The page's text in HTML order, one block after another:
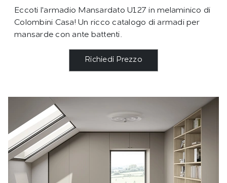
Eccoti l'armadio Mansardato U127 in melaminico di
Colombini Casa! Un ricco catalogo di armadi per
mansarde con ante battenti.
Richiedi Prezzo